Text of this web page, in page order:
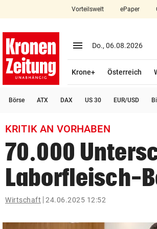
account_circle Anmelden
bookmark
search
Suchbegriff
eingeben
Vorteilswelt ePaper
menu Menü aufklappen
Do., 06.08.2026
Krone+ Österreich
Börse ATX DAX US 30 EUR/USD
KRITIK AN VORHABEN
70.000
Laborfleisch-
Wirtschaft 24.06.2025 12:52